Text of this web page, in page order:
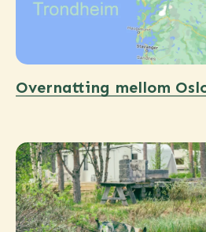
Overnatting mellom